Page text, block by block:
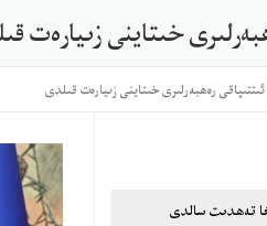
خىتاينى زىيارەت
ئىتتىپاقى رەھبەرلىرى خىتاينى زىيارەت قىلدى
تەھدىت سالدى